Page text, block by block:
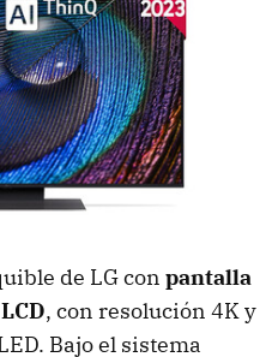
de LG con pantalla
, con resolución 4K y
Bajo el sistema